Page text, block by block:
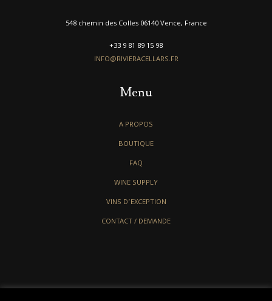
548 chemin des Colles 06140 Vence, France
+33 9 81 89 15 98
INFO@RIVIERACELLARS.FR
Menu
A PROPOS
BOUTIQUE
FAQ
WINE SUPPLY
VINS D’EXCEPTION
CONTACT / DEMANDE